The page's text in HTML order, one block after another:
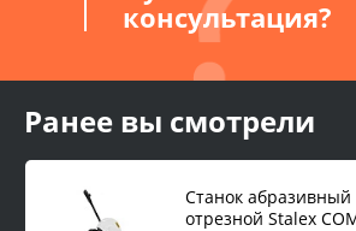
консультация?
Ранее вы смотрели
Станок абразивный
отрезной Stalex